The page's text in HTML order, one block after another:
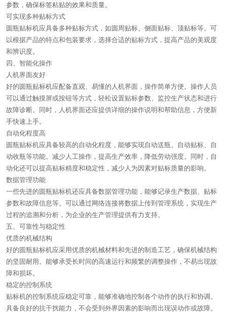
参数，确保标签粘贴的效果和质量。
可实现多种贴标方式
圆瓶贴标机应具备多种贴标方式，如圆周贴标、侧面贴标、顶贴标等。可
以根据产品的特点和包装要求，选择合适的贴标方式，提高产品的美观度
和辨识度。
四、智能化操作
人机界面友好
好的圆瓶贴标机应配备直观、易懂的人机界面，操作简单方便。操作人员
可以通过触摸屏或按钮等方式，轻松设置贴标参数、监控生产状态和进行
故障诊断。同时，人机界面还应提供详细的操作说明和帮助信息，方便新
手快速上手。
自动化程度高
圆瓶贴标机应具备较高的自动化程度，能够实现自动送瓶、自动贴标、自
动收瓶等功能。减少人工操作，提高生产效率，降低劳动强度。同时，自
动化还可以提高贴标精度和稳定性，减少人为因素对贴标质量的影响。
数据管理功能
一些先进的圆瓶贴标机还应具备数据管理功能，能够记录生产数据、贴标
参数和故障信息等。可以通过网络连接将数据上传到管理系统，实现生产
过程的追溯和分析，为企业的生产管理提供有力支持。
五、可靠性与稳定性
优质的机械结构
好的圆瓶贴标机应采用优质的机械材料和先进的制造工艺，确保机械结构
的坚固耐用。能够承受长时间的高速运行和频繁的调整操作，不易出现故
障和损坏。
稳定的控制系统
贴标机的控制系统应稳定可靠，能够准确地控制各个动作的执行和协调。
具备良好的抗干扰能力，不会受到外界因素的影响而出现误动作或故障。